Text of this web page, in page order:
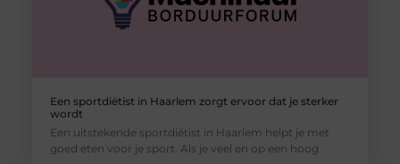
Een sportdiëtist in Haarlem zorgt ervoor dat je sterker
wordt
Een uitstekende sportdiëtist in Haarlem helpt je met
goed eten voor je sport. Als je veel en op een hoog